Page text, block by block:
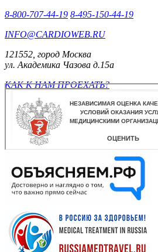
8-800-707-44-19 8-495-150-44-19
INFO@CARDIOWEB.RU
121552, город Москва
ул. Академика Чазова д.15а
КАК К НАМ ПРОЕХАТЬ?